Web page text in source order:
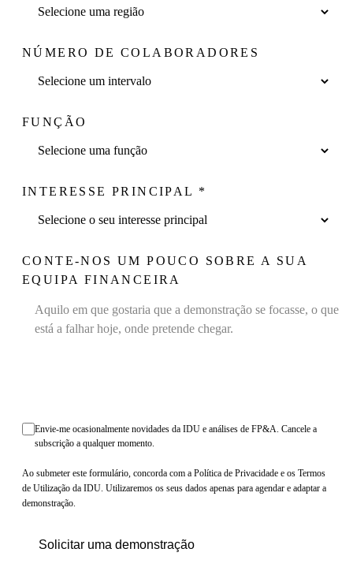
NÚMERO DE COLABORADORES
FUNÇÃO
INTERESSE PRINCIPAL *
CONTE-NOS UM POUCO SOBRE A SUA
EQUIPA FINANCEIRA
Envie-me ocasionalmente novidades da IDU e análises de FP&A. Cancele a
subscrição a qualquer momento.
Ao submeter este formulário, concorda com a Política de Privacidade e os Termos
de Utilização da IDU. Utilizaremos os seus dados apenas para agendar e adaptar a
demonstração.
Solicitar uma demonstração